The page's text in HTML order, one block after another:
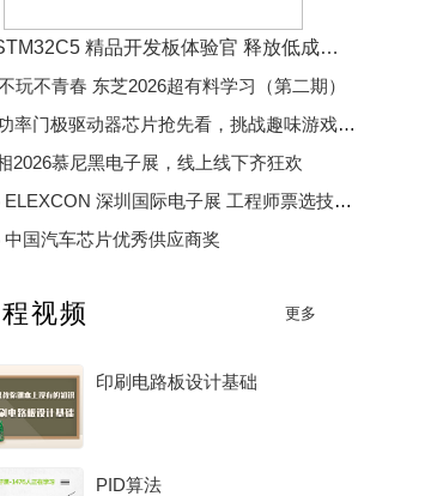
招募 STM32C5 精品开发板体验官 释放低成本、低功耗、高效率开发魅力
玩不青春 东芝2026超有料学习（第二期）
PI大功率门极驱动器芯片抢先看，挑战趣味游戏赢精美好礼
2026慕尼黑电子展，线上线下齐狂欢
2025 ELEXCON 深圳国际电子展 工程师票选技术大奖
中国汽车芯片优秀供应商奖
视频 更多
印刷电路板设计基础
PID算法